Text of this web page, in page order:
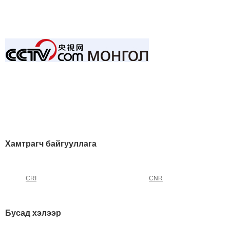
Хамтрагч байгууллага
CRI CNR
Бусад хэлээр